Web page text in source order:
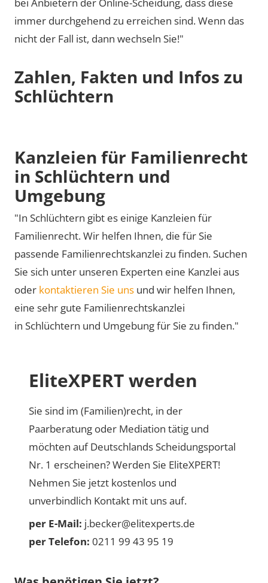
immer durchgehend zu erreichen sind. Wenn das
nicht der Fall ist, dann wechseln Sie!"
Zahlen, Fakten und Infos zu
Schlüchtern
Kanzleien für Familienrecht
in Schlüchtern und
Umgebung
"In Schlüchtern gibt es einige Kanzleien für
Familienrecht. Wir helfen Ihnen, die für Sie
passende Familienrechtskanzlei zu finden. Suchen
Sie sich unter unseren Experten eine Kanzlei aus
oder kontaktieren Sie uns und wir helfen Ihnen,
eine sehr gute Familienrechtskanzlei
in Schlüchtern und Umgebung für Sie zu finden."
EliteXPERT werden
Sie sind im (Familien)recht, in der
Paarberatung oder Mediation tätig und
möchten auf Deutschlands Scheidungsportal
Nr. 1 erscheinen? Werden Sie EliteXPERT!
Nehmen Sie jetzt kostenlos und
unverbindlich Kontakt mit uns auf.
per E-Mail: j.becker@elitexperts.de
per Telefon: 0211 99 43 95 19